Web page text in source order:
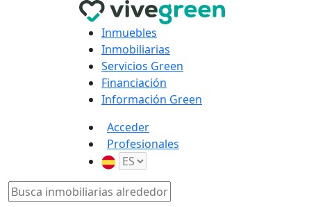
Inmuebles
Inmobiliarias
Servicios Green
Financiación
Información Green
Acceder
Profesionales